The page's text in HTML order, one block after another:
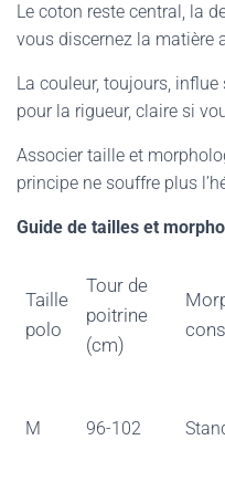
Le coton reste central, la
vous discernez la matière
La couleur, toujours,
pour la rigueur, claire si
Associer taille et
principe ne souffre plus
Guide de tailles et
Taille
polo
Tour de
poitrine
(cm)
M 96-102